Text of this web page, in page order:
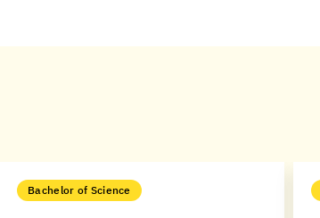
Bachelor of Science